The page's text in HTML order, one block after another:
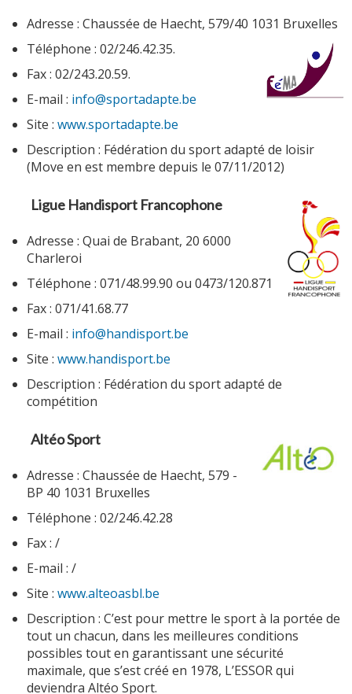
Adresse : Chaussée de Haecht, 579/40 1031 Bruxelles
Téléphone : 02/246.42.35.
Fax : 02/243.20.59.
E-mail : info@sportadapte.be
Site : www.sportadapte.be
Description : Fédération du sport adapté de loisir
(Move en est membre depuis le 07/11/2012)
Ligue Handisport Francophone
Adresse : Quai de Brabant, 20 6000
Charleroi
Téléphone : 071/48.99.90 ou 0473/120.871
Fax : 071/41.68.77
E-mail : info@handisport.be
Site : www.handisport.be
Description : Fédération du sport adapté de
compétition
Altéo Sport
Adresse : Chaussée de Haecht, 579 -
BP 40 1031 Bruxelles
Téléphone : 02/246.42.28
Fax : /
E-mail : /
Site : www.alteoasbl.be
Description : C’est pour mettre le sport à la portée de
tout un chacun, dans les meilleures conditions
possibles tout en garantissant une sécurité
maximale, que s’est créé en 1978, L’ESSOR qui
deviendra Altéo Sport.